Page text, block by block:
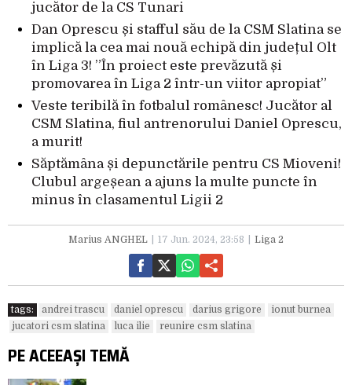
jucător de la CS Tunari
Dan Oprescu și stafful său de la CSM Slatina se
implică la cea mai nouă echipă din județul Olt
în Liga 3! ”În proiect este prevăzută și
promovarea în Liga 2 într-un viitor apropiat”
Veste teribilă în fotbalul românesc! Jucător al
CSM Slatina, fiul antrenorului Daniel Oprescu,
a murit!
Săptămâna și depunctările pentru CS Mioveni!
Clubul argeșean a ajuns la multe puncte în
minus în clasamentul Ligii 2
Marius ANGHEL 17 Jun. 2024, 23:58 Liga 2
tags: andrei trascu daniel oprescu darius grigore
ionut burnea
jucatori csm slatina
luca ilie reunire csm slatina
PE ACEEAȘI TEMĂ